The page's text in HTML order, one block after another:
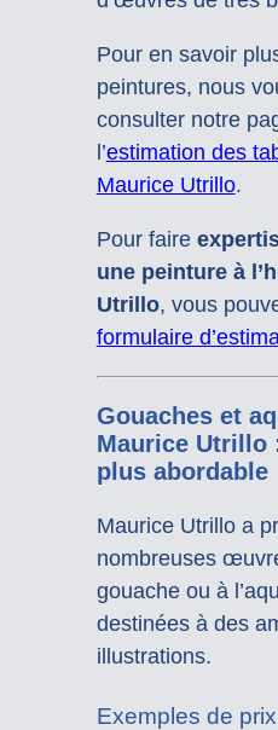
Pour en savoir
peintures, nous
consulter notre
l’estimation des
Maurice Utrillo.
Pour faire
une peinture à
Utrillo, vous
formulaire
Gouaches et
Maurice Utrillo
plus abordable
Maurice Utrillo a
nombreuses
gouache ou à
destinées à des
illustrations.
Exemples de